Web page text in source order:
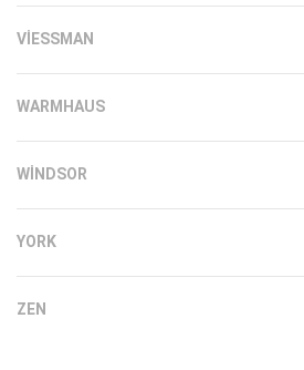
VIESSMAN
WARMHAUS
WINDSOR
YORK
ZEN